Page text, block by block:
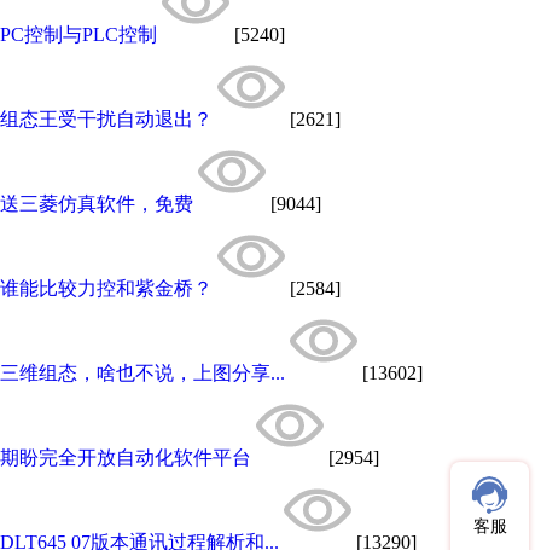
PC控制与PLC控制 [5240]
组态王受干扰自动退出？ [2621]
送三菱仿真软件，免费 [9044]
谁能比较力控和紫金桥？ [2584]
三维组态，啥也不说，上图分享... [13602]
期盼完全开放自动化软件平台 [2954]
DLT645 07版本通讯过程解析和... [13290]
客服